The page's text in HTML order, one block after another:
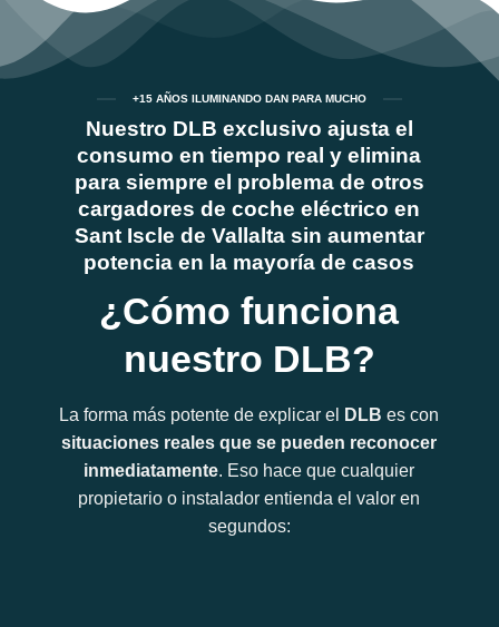
+15 AÑOS ILUMINANDO DAN PARA MUCHO
Nuestro DLB exclusivo ajusta el
consumo en tiempo real y elimina
para siempre el problema de otros
cargadores de coche eléctrico en
Sant Iscle de Vallalta sin aumentar
potencia en la mayoría de casos
¿Cómo funciona
nuestro DLB?
La forma más potente de explicar el DLB es con
situaciones reales que se pueden reconocer
inmediatamente. Eso hace que cualquier
propietario o instalador entienda el valor en
segundos: